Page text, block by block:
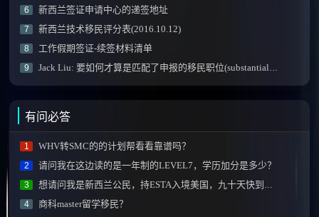
6 新西兰签证申请中心的递签地址
7 新西兰技术移民评分表(2016.10.12)
8 工作假期签证-续签材料清单
9 Jack Liu: 要如何才算是匹配了申报的移民职位(substantial match)？
有问必答
1 WHV转SMC的的计划帮看看靠谱吗？
2 请问我在这边读的是一年制的LEVEL7，学历加分是多少？
3 想请问我是新西兰公民，持ESTA入境美国，九十天快到了, 怎么办？
4 商科master留学移民？